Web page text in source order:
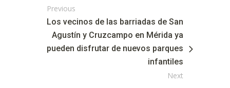
Previous
Los vecinos de las barriadas de San
Agustín y Cruzcampo en Mérida ya
pueden disfrutar de nuevos parques
infantiles
Next